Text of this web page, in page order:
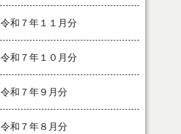
令和７年１１月分
令和７年１０月分
令和７年９月分
令和７年８月分